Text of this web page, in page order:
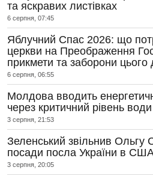
та яскравих листівках
6 серпня, 07:45
Яблучний Спас 2026: що
церкви на Преображення
прикмети та заборони цього
6 серпня, 06:55
Молдова вводить
через критичний рівень води
3 серпня, 21:53
Зеленський звільнив Ольгу
посади посла України в
3 серпня, 20:05